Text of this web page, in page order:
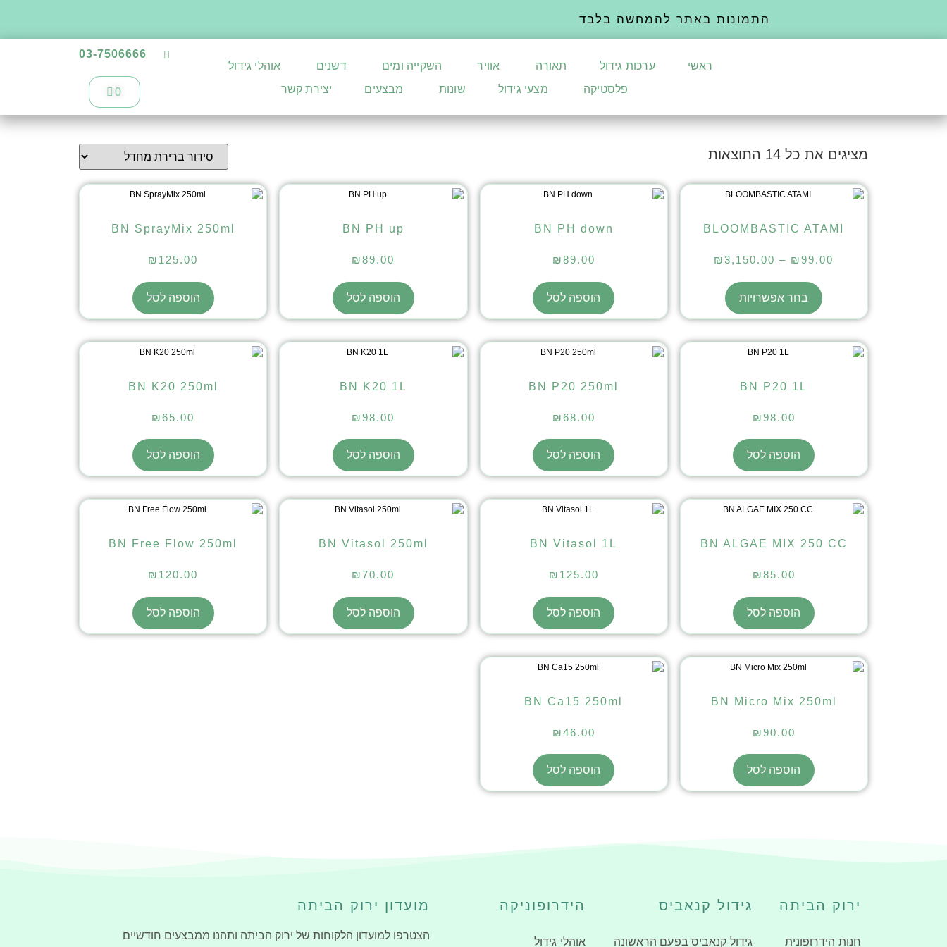
התמונות באתר להמחשה בלבד
ראשי ערכות גידול תאורה אוויר השקייה ומים דשנים
אוהלי גידול
פלסטיקה
מצעי גידול שונות מבצעים יצירת קשר
03-7506666
0
מציגים את כל ⁦14⁩ התוצאות
BLOOMBASTIC ATAMI
₪99.00
–
₪3,150.00
בחר אפשרויות
BN PH down
₪89.00
הוספה לסל
BN PH up
₪89.00
הוספה לסל
BN SprayMix 250ml
₪ 125.00
הוספה לסל
BN P20 1L
₪98.00
הוספה לסל
BN P20 250ml
₪68.00
הוספה לסל
BN K20 1L
₪98.00
הוספה לסל
BN K20 250ml
₪65.00
הוספה לסל
BN ALGAE MIX 250 CC
₪85.00
הוספה לסל
BN Vitasol 1L
₪ 125.00
הוספה לסל
BN Vitasol 250ml
₪70.00
הוספה לסל
BN Free Flow 250ml
₪ 120.00
הוספה לסל
BN Micro Mix 250ml
₪90.00
הוספה לסל
BN Ca15 250ml
₪46.00
הוספה לסל
ירוק הביתה
חנות הידרופונית
גידול קנאביס
גידול קנאביס בפעם הראשונה
הידרופוניקה
אוהלי גידול
מועדון ירוק הביתה
הצטרפו למועדון הלקוחות של ירוק הביתה ותהנו ממבצעים חודשיים